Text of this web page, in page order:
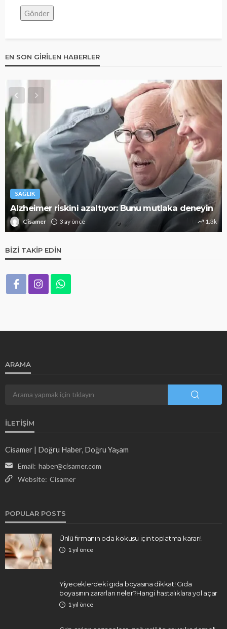
EN SON GIRILEN HABERLER
SAĞLIK
Alzheimer riskini azaltıyor: Bunu mutlaka deneyin
Cisamer 3 ay önce 1.3k
BIZI TAKIP EDIN
ARAMA
İLETIŞIM
Cisamer | Doğru Haber, Doğru Yaşam
Email: haber@cisamer.com
Website: Cisamer
POPULAR POSTS
Ünlü firmanın oda kokusu için toplatma kararı!
1 yıl önce
Yiyeceklerdeki gıda boyasına dikkat! Gıda
boyasının zararları neler?Hangi hastalıklara yol açar
1 yıl önce